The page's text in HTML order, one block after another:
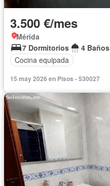
3.500 €/mes
Mérida
7 Dormitorios
4 Baños
Cocina equipada
15 may 2026 en Pisos - 530027